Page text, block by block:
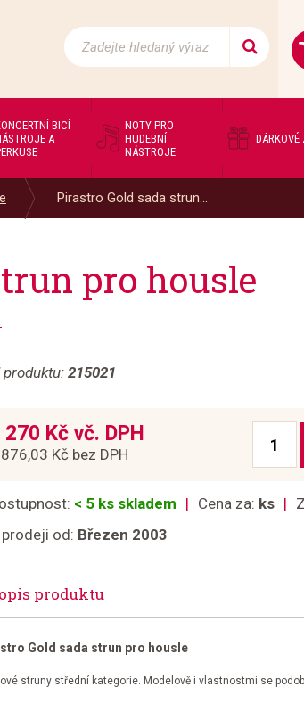
BICÍ
A
NOTY PRO
HUDEBNÍ
NÁSTROJE
DÁRKOVÉ
Pirastro Gold sada strun...
pro housle
produktu: 215021
270 Kč vč. DPH
Kč bez DPH
< 5 ks skladem Cena za: ks
od: Březen 2003
produktu
Gold sada strun pro housle
struny střední kategorie. Modelově i vlastnostmi se